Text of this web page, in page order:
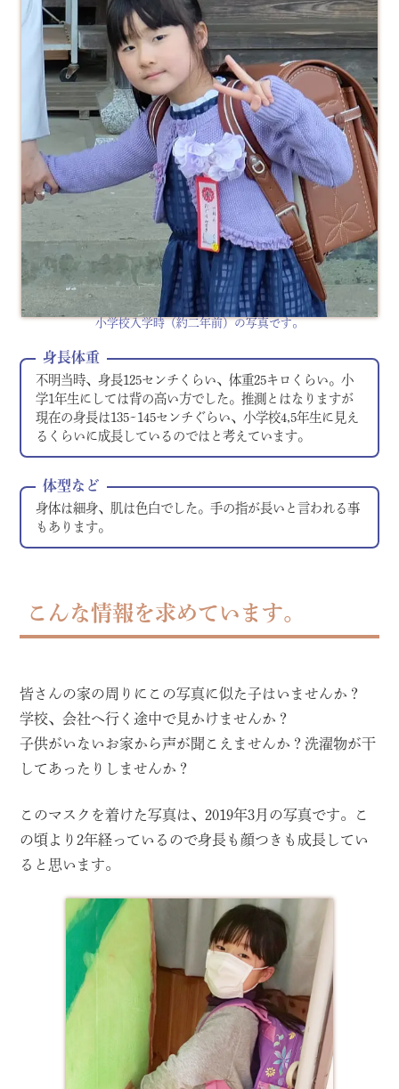
小学校入学時（約二年前）の写真です。
身長体重
不明当時、身長125センチくらい、体重25キロくらい。小
学1年生にしては背の高い方でした。推測とはなりますが
現在の身長は135~145センチぐらい、小学校4,5年生に見え
るくらいに成長しているのではと考えています。
体型など
身体は細身、肌は色白でした。手の指が長いと言われる事
もあります。
こんな情報を求めています。
皆さんの家の周りにこの写真に似た子はいませんか？
学校、会社へ行く途中で見かけませんか？
子供がいないお家から声が聞こえませんか？洗濯物が干
してあったりしませんか？
このマスクを着けた写真は、2019年3月の写真です。こ
の頃より2年経っているので身長も顔つきも成長してい
ると思います。